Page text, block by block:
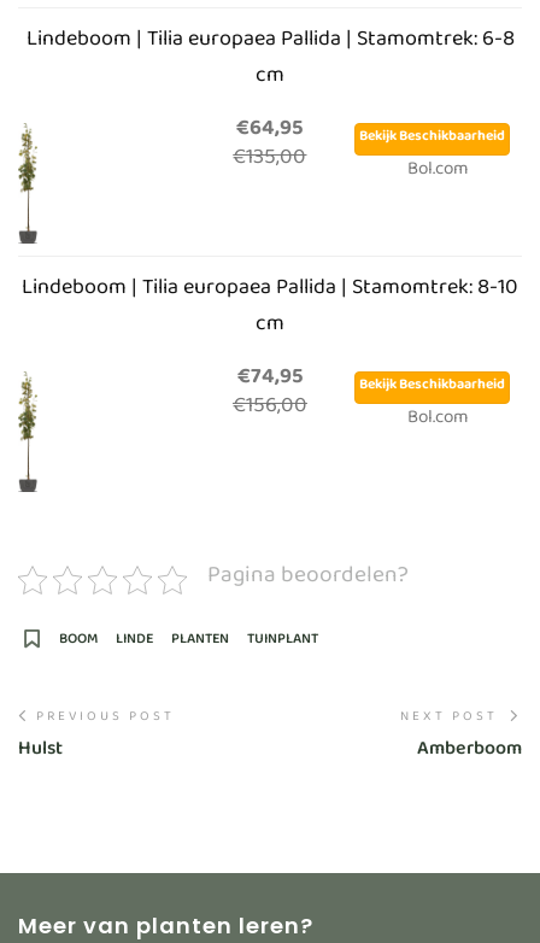
Lindeboom | Tilia europaea Pallida | Stamomtrek: 6-8
cm
€64,95
€135,00 Bekijk Beschikbaarheid
Bol.com
Lindeboom | Tilia europaea Pallida | Stamomtrek: 8-10
cm
€74,95
€156,00 Bekijk Beschikbaarheid
Bol.com
Pagina beoordelen?
BOOM LINDE PLANTEN TUINPLANT
PREVIOUS POST
Hulst
NEXT POST
Amberboom
Meer van planten leren?